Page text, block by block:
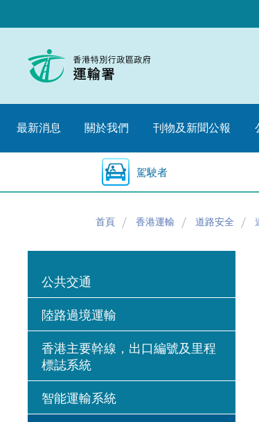
至
始
最新消息 關於我們 刊物及新聞公報
駕駛者
首頁 香港運輸 道路安全
公共交通
陸路過境運輸
香港主要幹線，出口編號及里程
標誌系統
智能運輸系統